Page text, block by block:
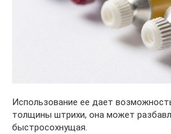
Использование ее дает
толщины штрихи, она может
быстросохнущая.